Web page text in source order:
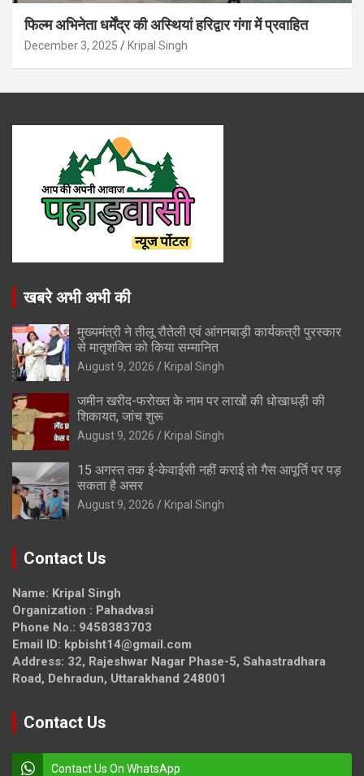
फिल्म अभिनेता धर्मेंद्र की अस्थियां हरिद्वार गंगा में प्रवाहित
December 3, 2025 Kripal Singh
खबरे अभी अभी की
मुख्यमंत्री ने तीलू रौतेली एवं आंगनबाड़ी कार्यकत्री पुरस्कार
से मातृशक्ति को किया सम्मानित
August 9, 2026 Kripal Singh
जमीन खरीद-फरोख्त के नाम पर लाखों की धोखाधड़ी की
शिकायत, जांच शुरू
August 9, 2026 Kripal Singh
15 अगस्त तक ई-केवाईसी नहीं कराई तो गैस आपूर्ति पर पड़
सकता है असर
August 9, 2026 Kripal Singh
Contact Us
Name: Kripal Singh
Organization : Pahadvasi
Phone No.: 9458383703
Email ID: kpbisht14@gmail.com
Address: 32, Rajeshwar Nagar Phase-5, Sahastradhara
Road, Dehradun, Uttarakhand 248001
Contact Us
Contact Us On WhatsApp